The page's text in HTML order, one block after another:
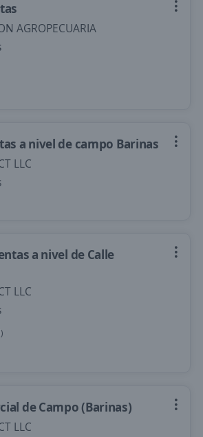
AGROPECUARIA
a nivel de campo Barinas
LLC
a nivel de Calle
LLC
de Campo (Barinas)
LLC